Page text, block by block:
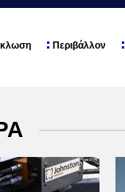
Περιβάλλον